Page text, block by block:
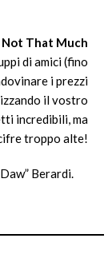
Not That Much
di amici (fino
i prezzi
il vostro
incredibili, ma
troppo alte!
Berardi.